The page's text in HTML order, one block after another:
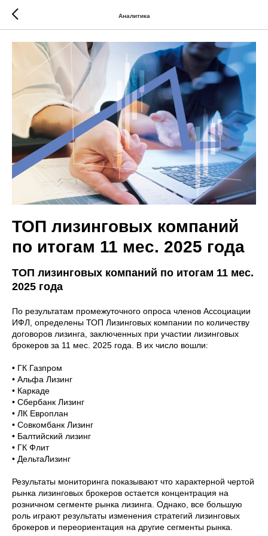
Аналитика
ТОП лизинговых компаний
по итогам 11 мес. 2025 года
ТОП лизинговых компаний по итогам 11 мес.
2025 года
По результатам промежуточного опроса членов Ассоциации
ИФЛ, определены ТОП Лизинговых компании по количеству
договоров лизинга, заключенных при участии лизинговых
брокеров за 11 мес. 2025 года. В их число вошли:
• ГК Газпром
• Альфа Лизинг
• Каркаде
• Сбербанк Лизинг
• ЛК Европлан
• Совкомбанк Лизинг
• Балтийский лизинг
• ГК Флит
• ДельтаЛизинг
Результаты мониторинга показывают что характерной чертой
рынка лизинговых брокеров остается концентрация на
розничном сегменте рынка лизинга. Однако, все большую
роль играют результаты изменения стратегий лизинговых
брокеров и переориентация на другие сегменты рынка.